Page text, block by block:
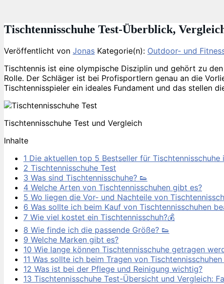
Tischtennisschuhe Test-Überblick,
Veröffentlicht von Jonas Kategorie(n): Outdoor- und
Tischtennis ist eine olympische Disziplin und gehört zu
Rolle. Der Schläger ist bei Profisportlern genau an die
Tischtennisspieler ein ideales Fundament und das stellen
Tischtennisschuhe Test und Vergleich
Inhalte
1 Die aktuellen top 5 Bestseller für Tischtennisschuhe
2 Tischtennisschuhe Test
3 Was sind Tischtennisschuhe? 👟
4 Welche Arten von Tischtennisschuhen gibt es?
5 Wo liegen die Vor- und Nachteile von
6 Was sollte ich beim Kauf von Tischtennisschuhen
7 Wie viel kostet ein Tischtennisschuh?💰
8 Wie finde ich die passende Größe? 👟
9 Welche Marken gibt es?
10 Wie lange können Tischtennisschuhe getragen
11 Was sollte ich beim Tragen von
12 Was ist bei der Pflege und Reinigung wichtig?
13 Tischtennisschuhe Test-Übersicht und Vergleich: